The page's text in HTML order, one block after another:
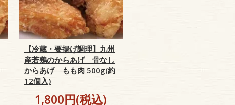
【冷蔵・要揚げ調理】九州
産若鶏のからあげ 骨なし
からあげ もも肉 500g(約
12個入)
1,800円(税込)